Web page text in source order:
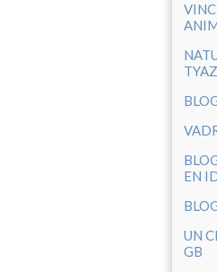
EN
UN
GB